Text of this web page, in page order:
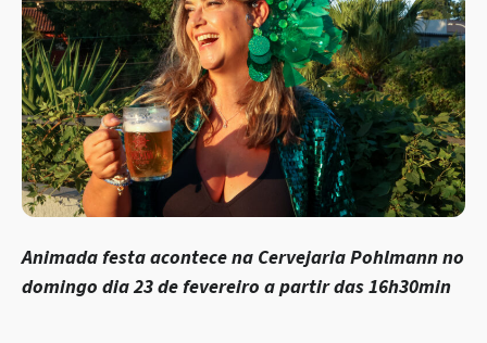
Animada festa acontece na Cervejaria Pohlmann no
domingo dia 23 de fevereiro a partir das 16h30min